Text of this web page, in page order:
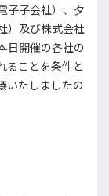
子子会社）、夕
）及び株式会社
日開催の各社の
ることを条件と
いたしましたの